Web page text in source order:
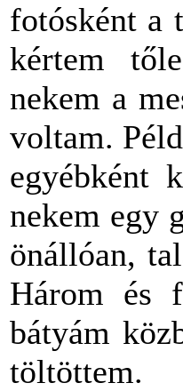
fotósként a
kértem
nekem a
voltam.
egyébként
nekem egy
önállóan,
Három és
bátyám
töltöttem.